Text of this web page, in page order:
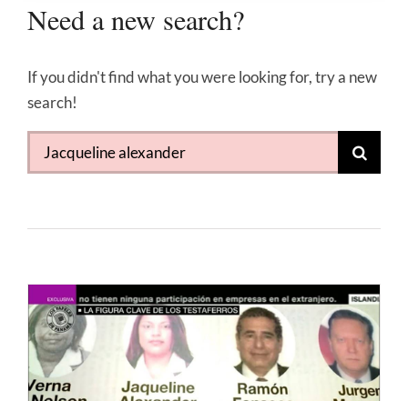
Need a new search?
If you didn't find what you were looking for, try a new
search!
Search
for: